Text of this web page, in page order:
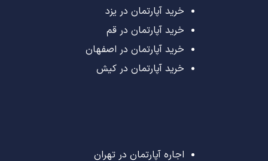
خرید آپارتمان در یزد
خرید آپارتمان در قم
خرید آپارتمان در اصفهان
خرید آپارتمان در کیش
اجاره آپارتمان در تهران